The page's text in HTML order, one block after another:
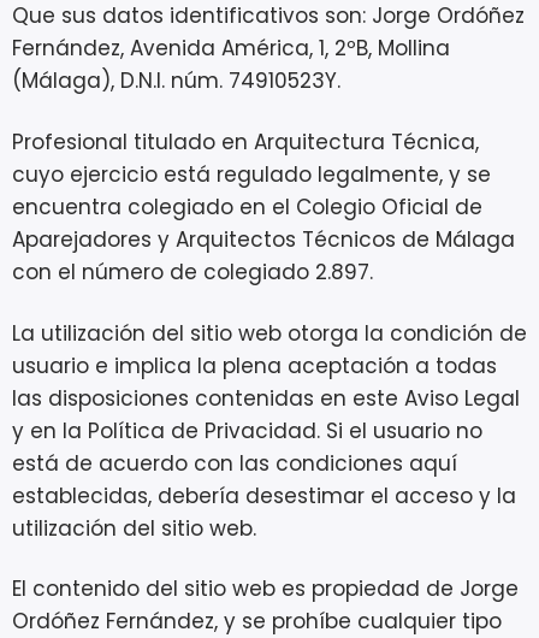
Que sus datos identificativos son: Jorge Ordóñez
Fernández, Avenida América, 1, 2ºB, Mollina
(Málaga), D.N.I. núm. 74910523Y.
Profesional titulado en Arquitectura Técnica,
cuyo ejercicio está regulado legalmente, y se
encuentra colegiado en el Colegio Oficial de
Aparejadores y Arquitectos Técnicos de Málaga
con el número de colegiado 2.897.
La utilización del sitio web otorga la condición de
usuario e implica la plena aceptación a todas
las disposiciones contenidas en este Aviso Legal
y en la Política de Privacidad. Si el usuario no
está de acuerdo con las condiciones aquí
establecidas, debería desestimar el acceso y la
utilización del sitio web.
El contenido del sitio web es propiedad de Jorge
Ordóñez Fernández, y se prohíbe cualquier tipo